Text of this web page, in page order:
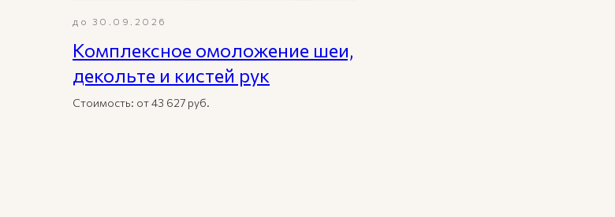
до 30.09.2026
Комплексное омоложение шеи,
декольте и кистей рук
Стоимость: от 43 627 руб.